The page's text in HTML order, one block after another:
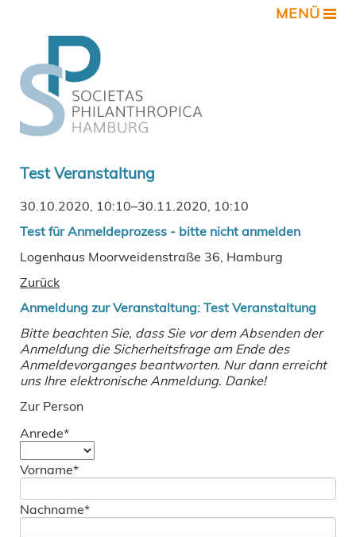
MENÜ
Test Veranstaltung
30.10.2020, 10:10–30.11.2020, 10:10
Test für Anmeldeprozess - bitte nicht anmelden
Logenhaus Moorweidenstraße 36, Hamburg
Zurück
Anmeldung zur Veranstaltung: Test Veranstaltung
Bitte beachten Sie, dass Sie vor dem Absenden der
Anmeldung die Sicherheitsfrage am Ende des
Anmeldevorganges beantworten. Nur dann erreicht
uns Ihre elektronische Anmeldung. Danke!
Zur Person
Pflichtfeld
Anrede*
Pflichtfeld
Vorname*
Pflichtfeld
Nachname*